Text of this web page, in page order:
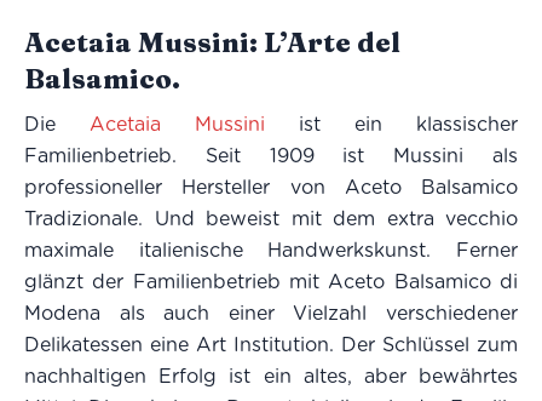
Acetaia Mussini: L’Arte del
Balsamico.
Die Acetaia Mussini ist ein klassischer
Familienbetrieb. Seit 1909 ist Mussini als
professioneller Hersteller von Aceto Balsamico
Tradizionale. Und beweist mit dem extra vecchio
maximale italienische Handwerkskunst. Ferner
glänzt der Familienbetrieb mit Aceto Balsamico di
Modena als auch einer Vielzahl verschiedener
Delikatessen eine Art Institution. Der Schlüssel zum
nachhaltigen Erfolg ist ein altes, aber bewährtes